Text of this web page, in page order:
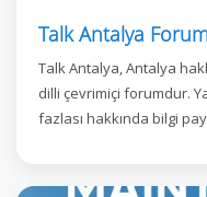
Talk Antalya, Antalya
dilli çevrimiçi forumdur.
fazlası hakkında bilgi